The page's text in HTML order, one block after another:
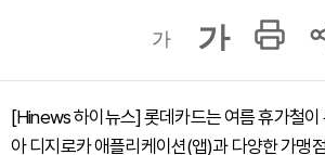
가 가
[Hinews 하이뉴스] 롯데카드는 여름 휴가철
아 디지로카 애플리케이션(앱)과 다양한 가맹